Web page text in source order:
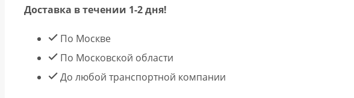
Доставка в течении 1-2 дня!
По Москве
По Московской области
До любой транспортной компании